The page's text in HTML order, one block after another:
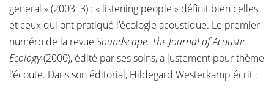
general » (2003: 3) : « listening people » définit bien celles
et ceux qui ont pratiqué l’écologie acoustique. Le premier
numéro de la revue Soundscape. The Journal of Acoustic
Ecology(2000), édité par ses soins, a justement pour thème
l’écoute. Dans son éditorial, Hildegard Westerkamp écrit :